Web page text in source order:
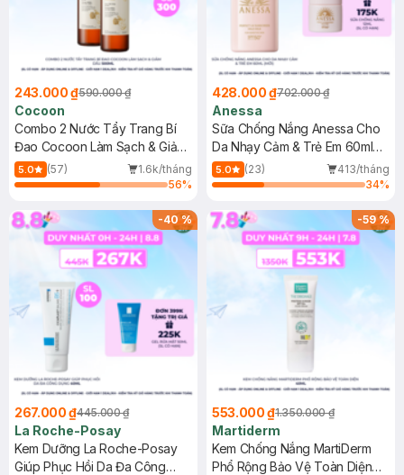
243.000 ₫590.000 ₫
Cocoon
Combo 2 Nước Tẩy Trang Bí
Đao Cocoon Làm Sạch & Giảm
Dầu 500ml
5.0 (57)
1.6k/tháng
56%
428.000 ₫702.000 ₫
Anessa
Sữa Chống Nắng Anessa Cho
Da Nhạy Cảm & Trẻ Em 60ml
(Mới)
5.0 (23)
413/tháng
34%
-40%
267.000 ₫445.000 ₫
La Roche-Posay
Kem Dưỡng La Roche-Posay
Giúp Phục Hồi Da Đa Công
-59%
553.000 ₫1.350.000 ₫
Martiderm
Kem Chống Nắng MartiDerm
Phổ Rộng Bảo Vệ Toàn Diện